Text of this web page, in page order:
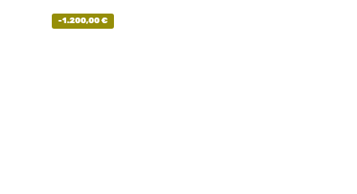
-1.200,00€